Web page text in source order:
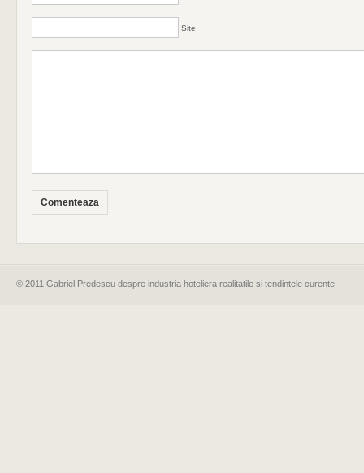
Site
© 2011 Gabriel Predescu despre industria hoteliera realitatile si tendintele curente.